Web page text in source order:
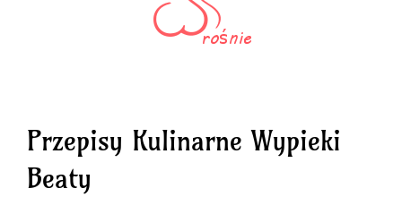
Przepisy Kulinarne Wypieki
Beaty